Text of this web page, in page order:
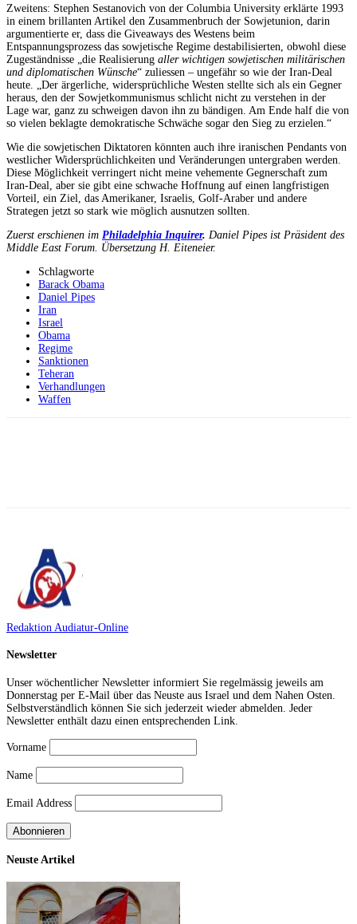
Zweitens: Stephen Sestanovich von der Columbia University erklärte 1993
in einem brillanten Artikel den Zusammenbruch der Sowjetunion, darin
argumentierte er, dass die Giveaways des Westens beim
Entspannungsprozess das sowjetische Regime destabilisierten, obwohl diese
Zugeständnisse „die Realisierung aller wichtigen sowjetischen militärischen
und diplomatischen Wünsche“ zuliessen – ungefähr so wie der Iran-Deal
heute. „Der ärgerliche, widersprüchliche Westen stellte sich als ein Gegner
heraus, den der Sowjetkommunismus schlicht nicht zu verstehen in der
Lage war, ganz zu schweigen davon ihn zu bändigen. Am Ende half die von
so vielen beklagte demokratische Schwäche sogar den Sieg zu erzielen.“
Wie die sowjetischen Diktatoren könnten auch ihre iranischen Pendants von
westlicher Widersprüchlichkeiten und Veränderungen untergraben werden.
Diese Möglichkeit verringert nicht meine vehemente Gegnerschaft zum
Iran-Deal, aber sie gibt eine schwache Hoffnung auf einen langfristigen
Vorteil, ein Ziel, das Amerikaner, Israelis, Golf-Araber und andere
Strategen jetzt so stark wie möglich ausnutzen sollten.
Zuerst erschienen im Philadelphia Inquirer. Daniel Pipes ist Präsident des
Middle East Forum. Übersetzung H. Eiteneier.
Schlagworte
Barack Obama
Daniel Pipes
Iran
Israel
Obama
Regime
Sanktionen
Teheran
Verhandlungen
Waffen
Redaktion Audiatur-Online
Newsletter
Unser wöchentlicher Newsletter informiert Sie regelmässig jeweils am
Donnerstag per E-Mail über das Neuste aus Israel und dem Nahen Osten.
Selbstverständlich können Sie sich jederzeit wieder abmelden. Jeder
Newsletter enthält dazu einen entsprechenden Link.
Vorname
Name
Email Address
Neuste Artikel